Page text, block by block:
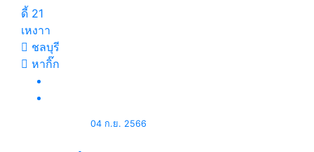
ดี้ 21
เหงาา
ชลบุรี
หากิ๊ก
04 ก.ย. 2566